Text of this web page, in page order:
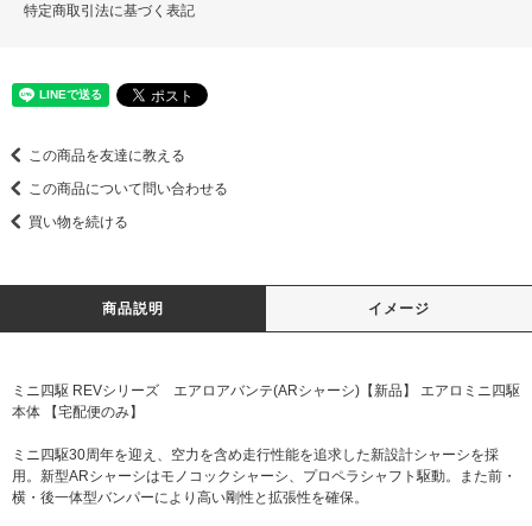
特定商取引法に基づく表記
この商品を友達に教える
この商品について問い合わせる
買い物を続ける
商品説明 イメージ
ミニ四駆 REVシリーズ エアロアバンテ(ARシャーシ)【新品】 エアロミニ四駆
本体 【宅配便のみ】
ミニ四駆30周年を迎え、空力を含め走行性能を追求した新設計シャーシを採
用。新型ARシャーシはモノコックシャーシ、プロペラシャフト駆動。また前・
横・後一体型バンパーにより高い剛性と拡張性を確保。